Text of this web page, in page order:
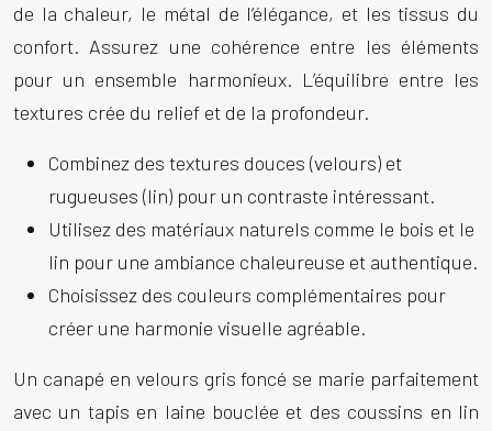
de la chaleur, le métal de l’élégance, et les tissus du
confort. Assurez une cohérence entre les éléments
pour un ensemble harmonieux. L’équilibre entre les
textures crée du relief et de la profondeur.
Combinez des textures douces (velours) et
rugueuses (lin) pour un contraste intéressant.
Utilisez des matériaux naturels comme le bois et le
lin pour une ambiance chaleureuse et authentique.
Choisissez des couleurs complémentaires pour
créer une harmonie visuelle agréable.
Un canapé en velours gris foncé se marie parfaitement
avec un tapis en laine bouclée et des coussins en lin